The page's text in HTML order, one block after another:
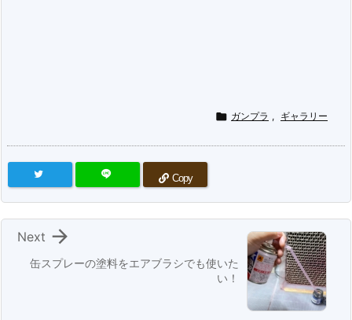
 ガンプラ , ギャラリー
Copy
缶スプレーの塗料をエアブラシでも使いた
い！

Next